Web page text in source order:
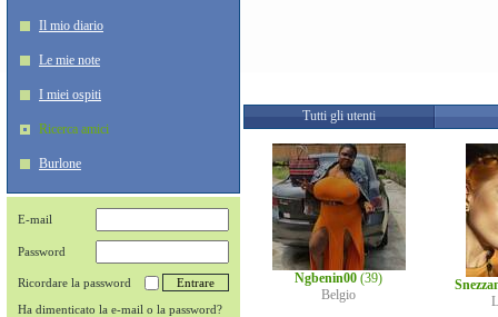
Il mio diario
Le mie note
I miei ospiti
Ricerca amici
Burlone
E-mail
Password
Ricordare la password
Ha dimenticato la e-mail o la password?
Tutti gli utenti
Ngbenin00 (39)
Belgio